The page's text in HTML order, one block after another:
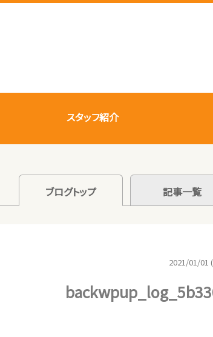
スタッフ紹介
ブログトップ 記事一覧
2021/01/01